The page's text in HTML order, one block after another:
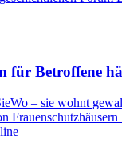
für Betroffene
– sie wohnt
Frauenschutzhäusern